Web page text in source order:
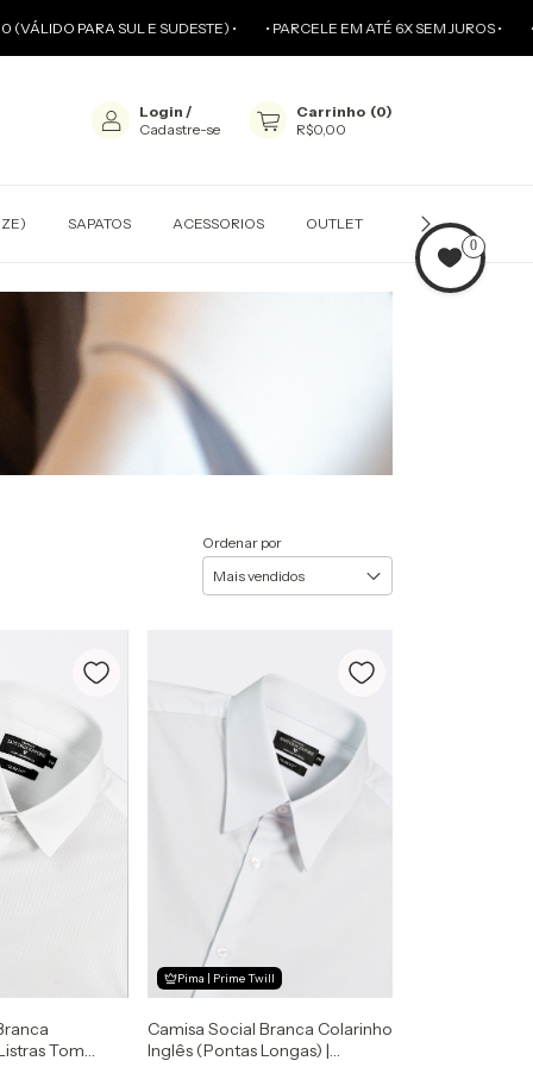
PARA SUL E SUDESTE) • • PARCELE EM ATÉ 6X SEM JUROS • •
Login /
Cadastre-se
Carrinho (0)
R$0,00
SAPATOS ACESSORIOS OUTLET CONCIERGE
Ordenar por
Tom
Pima | Prime Twill
Camisa Social Branca Colarinho
Inglês (Pontas Longas) |
0